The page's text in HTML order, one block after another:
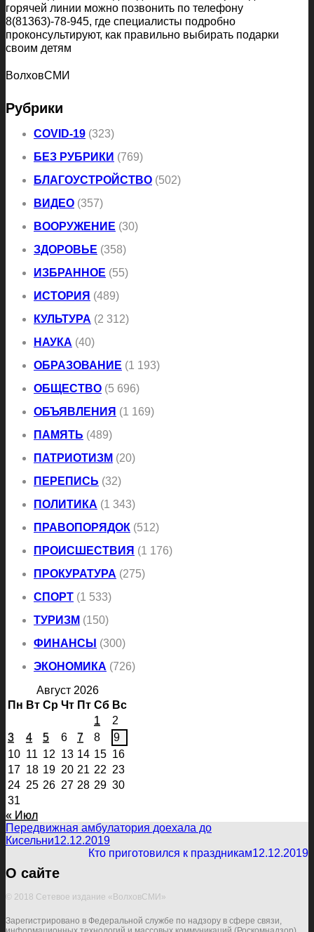
горячей линии можно позвонить по телефону
8(81363)-78-945, где специалисты подробно
проконсультируют, как правильно выбирать подарки
своим детям
ВолховСМИ
Рубрики
COVID-19 (323)
БЕЗ РУБРИКИ (769)
БЛАГОУСТРОЙСТВО (502)
ВИДЕО (357)
ВООРУЖЕНИЕ (30)
ЗДОРОВЬЕ (358)
ИЗБРАННОЕ (55)
ИСТОРИЯ (489)
КУЛЬТУРА (2 312)
НАУКА (40)
ОБРАЗОВАНИЕ (1 193)
ОБЩЕСТВО (5 696)
ОБЪЯВЛЕНИЯ (1 169)
ПАМЯТЬ (489)
ПАТРИОТИЗМ (20)
ПЕРЕПИСЬ (32)
ПОЛИТИКА (1 343)
ПРАВОПОРЯДОК (512)
ПРОИСШЕСТВИЯ (1 176)
ПРОКУРАТУРА (275)
СПОРТ (1 533)
ТУРИЗМ (150)
ФИНАНСЫ (300)
ЭКОНОМИКА (726)
Август 2026
Пн Вт Ср Чт Пт Сб Вс
1
2
3
4 5 6 7 8
9
10 11 12 13 14 15 16
17 18 19 20 21 22 23
24 25 26 27 28 29 30
31
« Июл
Передвижная амбулатория доехала до
Кисельни12.12.2019
Кто приготовился к праздникам12.12.2019
О сайте
© 2018 Сетевое издание «ВолховСМИ»
Зарегистрировано в Федеральной службе по надзору в сфере связи,